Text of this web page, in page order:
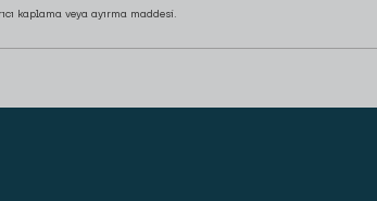
kaplama veya ayırma maddesi.